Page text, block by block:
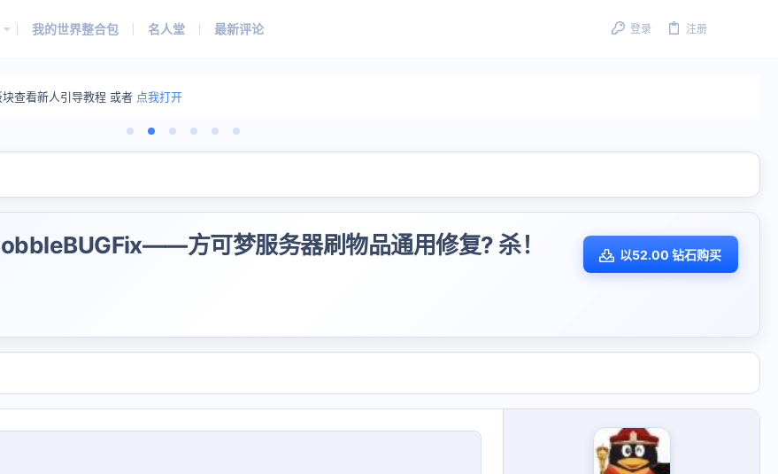
我的世界整合包 名人堂 最新评论 登录 注册
查看新人引导教程 或者 点我打开
方可梦服务器刷物品通用修复? 杀！ 以52.00 钻石购买